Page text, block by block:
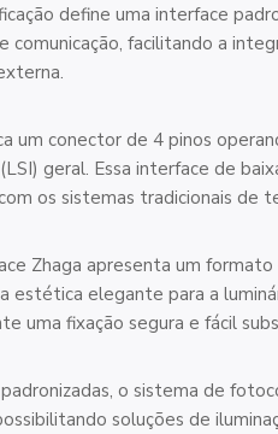
define uma interface
comunicação, facilitando a
um conector de 4 pinos
geral. Essa interface de
os sistemas tradicionais de
Zhaga apresenta um
elegante para a
uma fixação segura e fácil
o sistema de
soluções de